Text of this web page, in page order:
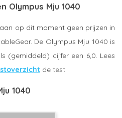
Olympus Mju 1040
op dit moment geen prijzen in
De Olympus Mju 1040 is
(gemiddeld) cijfer een 6,0. Lees
de test
1040